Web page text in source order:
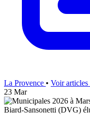
La Provence • Voir
23 Mar